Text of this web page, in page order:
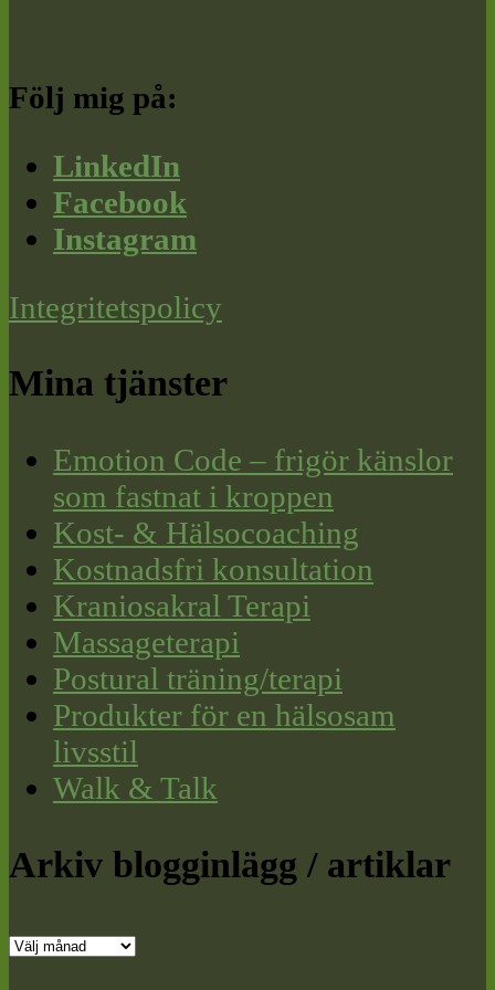
Följ mig på:
LinkedIn
Facebook
Instagram
Integritetspolicy
Mina tjänster
Emotion Code – frigör känslor
som fastnat i kroppen
Kost- & Hälsocoaching
Kostnadsfri konsultation
Kraniosakral Terapi
Massageterapi
Postural träning/terapi
Produkter för en hälsosam
livsstil
Walk & Talk
Arkiv blogginlägg / artiklar
Arkiv